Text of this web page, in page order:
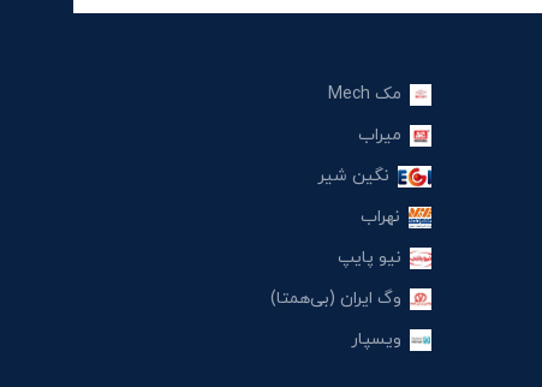
مک Mech
میراب
نگین شیر
نهراب
نیو پایپ
وگ ایران (بی‌همتا)
ویسپار